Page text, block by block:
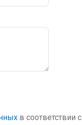
в соответствии с